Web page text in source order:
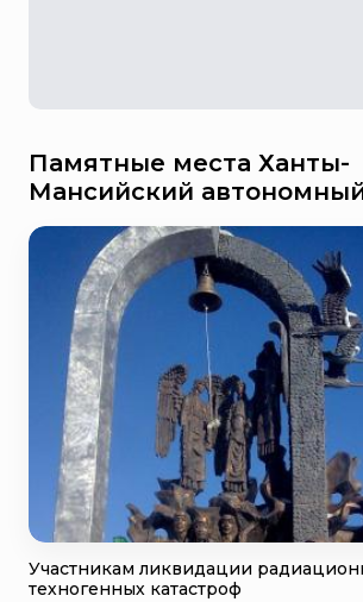
Памятные места Ханты-
Мансийский
Участникам ликвидации
техногенных катастроф